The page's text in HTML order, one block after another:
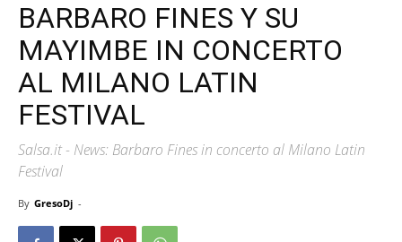
BARBARO FINES Y SU
MAYIMBE IN CONCERTO
AL MILANO LATIN
FESTIVAL
Salsa.it - News: Barbaro Fines in concerto al Milano Latin
Festival
By GresoDj -